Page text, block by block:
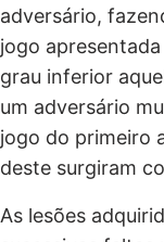
adversário,
jogo
grau inferior
um adversário
jogo do primeiro
deste surgiram
As lesões